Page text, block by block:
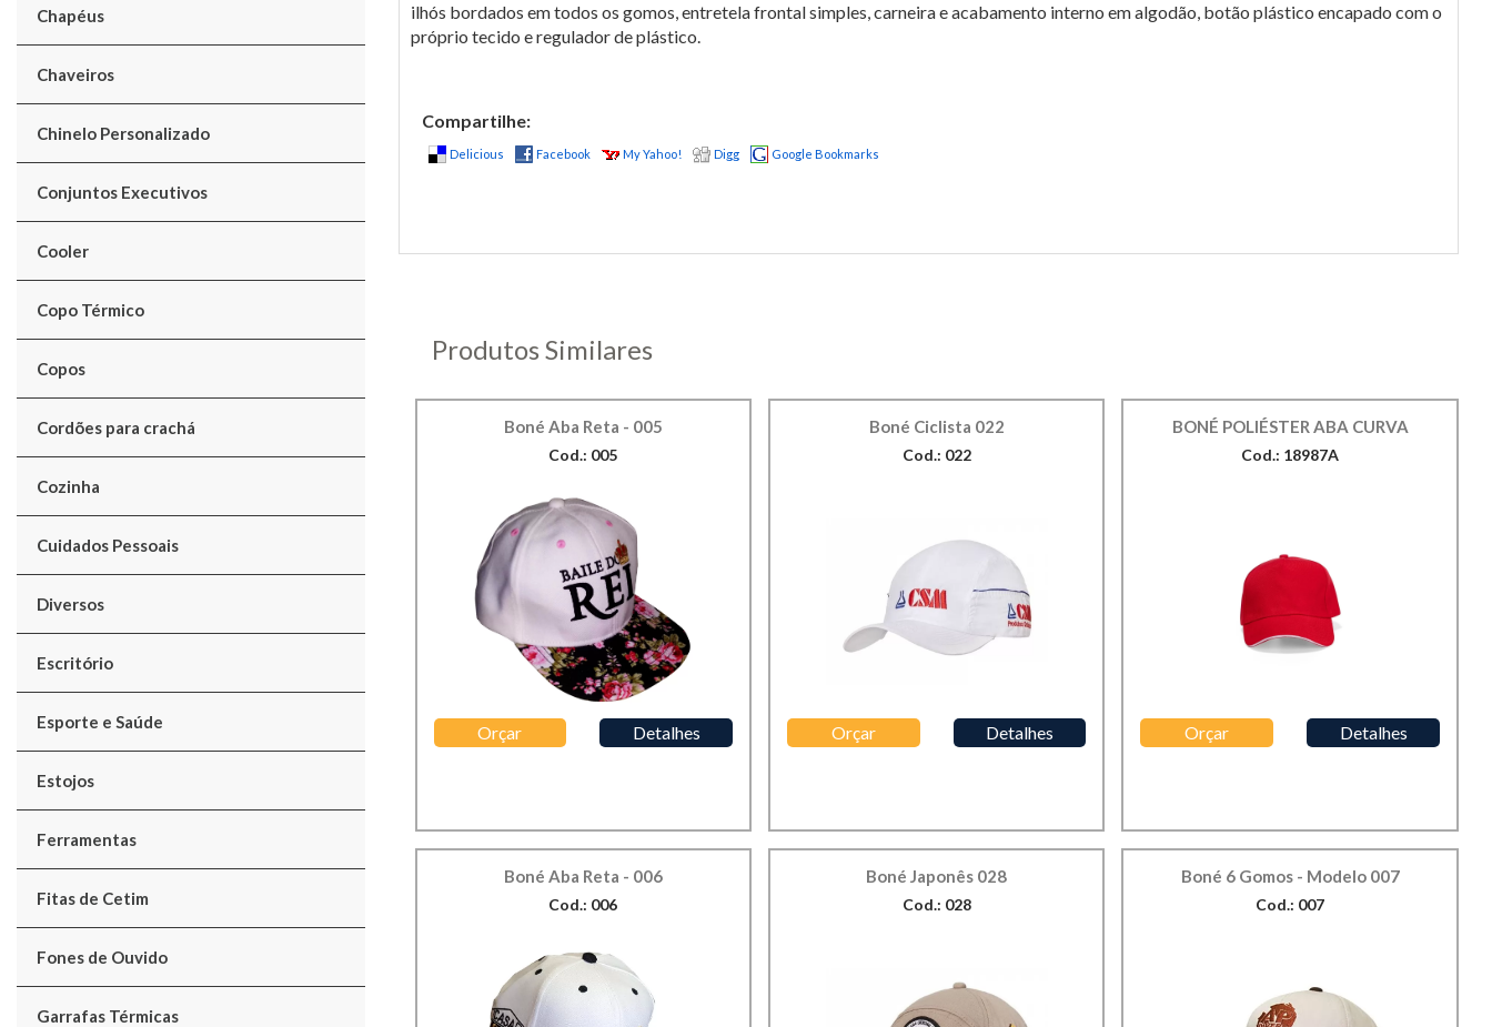
Chapéus
Chaveiros
Chinelo Personalizado
Conjuntos Executivos
Cooler
Copo Térmico
Copos
Cordões para crachá
Cozinha
Cuidados Pessoais
Diversos
Escritório
Esporte e Saúde
Estojos
Ferramentas
Fitas de Cetim
Fones de Ouvido
Garrafas Térmicas
ilhós bordados em todos os gomos, entretela frontal simples, carneira e acabamento interno em algodão, botão plástico encapado com o
próprio tecido e regulador de plástico.
Compartilhe:
Delicious Facebook My Yahoo! Digg Google Bookmarks
Produtos Similares
Boné Aba Reta - 005
Cod.: 005
Orçar Detalhes
Boné Ciclista 022
Cod.: 022
Orçar Detalhes
BONÉ POLIÉSTER ABA CURVA
Cod.: 18987A
Orçar Detalhes
Boné Aba Reta - 006
Cod.: 006
Boné Japonês 028
Cod.: 028
Boné 6 Gomos - Modelo 007
Cod.: 007